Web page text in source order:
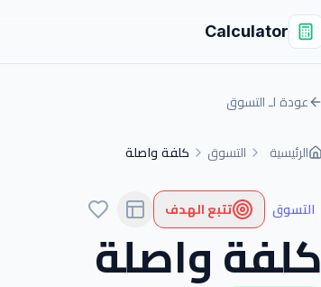
Calculator
عودة لـ التسوق
الرئيسية التسوق كلفة واصلة
التسوق تتبع الهدف
كلفة واصلة